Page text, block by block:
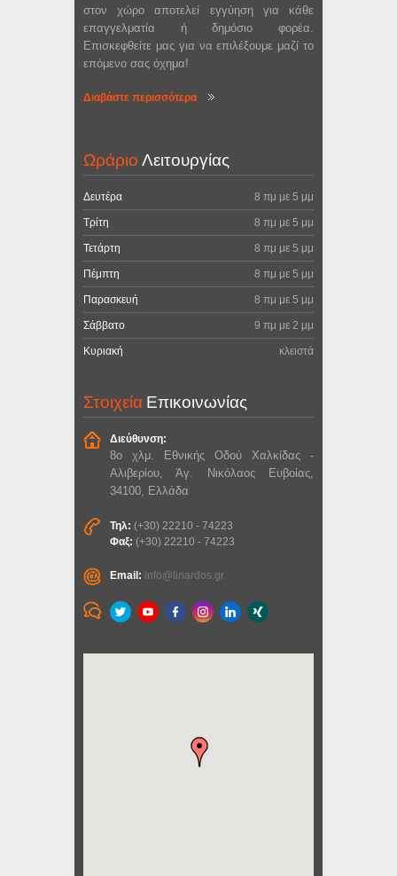
στον χώρο αποτελεί εγγύηση για κάθε
επαγγελματία ή δημόσιο φορέα.
Επισκεφθείτε μας για να επιλέξουμε μαζί το
επόμενο σας όχημα!
Διαβάστε περισσότερα
ΩράριοΛειτουργίας
Δευτέρα 8 πμ με 5 μμ
Τρίτη 8 πμ με 5 μμ
Τετάρτη 8 πμ με 5 μμ
Πέμπτη 8 πμ με 5 μμ
Παρασκευή 8 πμ με 5 μμ
Σάββατο 9 πμ με 2 μμ
Κυριακή κλειστά
ΣτοιχείαΕπικοινωνίας
Διεύθυνση:
8ο χλμ. Εθνικής Οδού Χαλκίδας -
Αλιβερίου, Άγ. Νικόλαος Ευβοίας,
34100, Ελλάδα
Τηλ: (+30) 22210 - 74223
Φαξ: (+30) 22210 - 74223
Email: info@linardos.gr